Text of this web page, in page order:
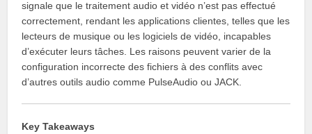
signale que le traitement audio et vidéo n’est pas effectué
correctement, rendant les applications clientes, telles que les
lecteurs de musique ou les logiciels de vidéo, incapables
d’exécuter leurs tâches. Les raisons peuvent varier de la
configuration incorrecte des fichiers à des conflits avec
d’autres outils audio comme PulseAudio ou JACK.
Key Takeaways